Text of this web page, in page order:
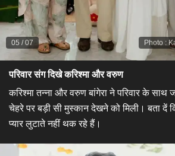
Photo :
05 /07
परिवार संग दिखे करिश्मा और वरुण
करिश्मा तन्ना और वरुण बांगेरा ने परिवार के
चेहरे पर बड़ी सी मुस्कान देखने को मिली। बता दें
प्यार लुटाते नहीं थक रहे हैं।